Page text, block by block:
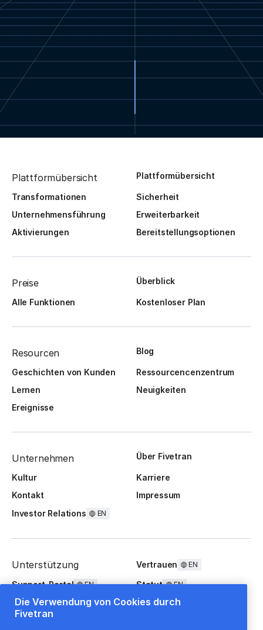
Plattformübersicht Plattformübersicht
Transformationen
Sicherheit
Unternehmensführung
Erweiterbarkeit
Aktivierungen
Bereitstellungsoptionen
Preise Überblick
Alle Funktionen Kostenloser Plan
Resourcen Blog
Geschichten von Kunden
Ressourcencenzentrum
Lernen
Neuigkeiten
Ereignisse
Unternehmen Über Fivetran
Kultur
Karriere
Kontakt
Impressum
Investor Relations
EN
Unterstützung Vertrauen EN
Support-Portal EN Statut EN
FAQ
Die Verwendung von Cookies durch
Fivetran